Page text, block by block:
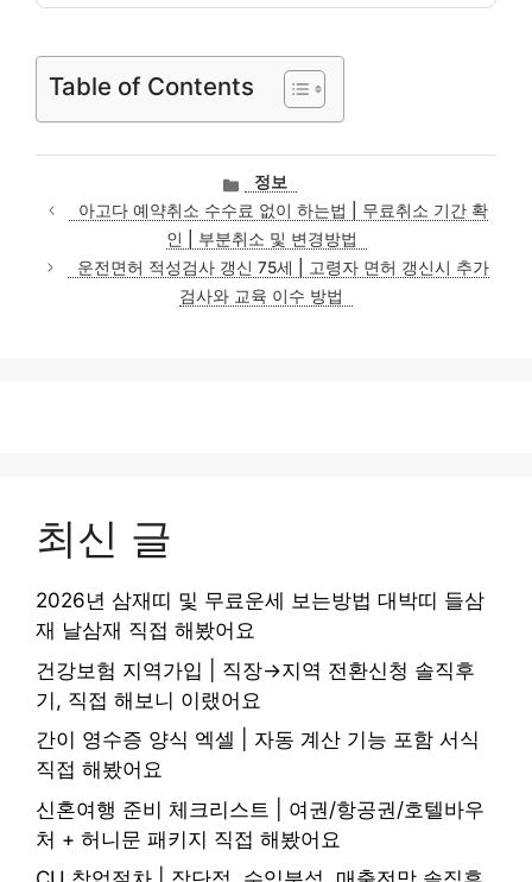
Table of Contents
카
테
고
리
정보
아고다 예약취소 수수료 없이 하는법 | 무료취소 기간 확
인 | 부분취소 및 변경방법
운전면허 적성검사 갱신 75세 | 고령자 면허 갱신시 추가
검사와 교육 이수 방법
최신 글
2026년 삼재띠 및 무료운세 보는방법 대박띠 들삼
재 날삼재 직접 해봤어요
건강보험 지역가입 | 직장→지역 전환신청 솔직후
기, 직접 해보니 이랬어요
간이 영수증 양식 엑셀 | 자동 계산 기능 포함 서식
직접 해봤어요
신혼여행 준비 체크리스트 | 여권/항공권/호텔바우
처 + 허니문 패키지 직접 해봤어요